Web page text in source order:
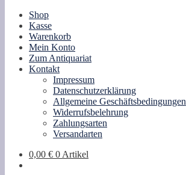
Shop
Kasse
Warenkorb
Mein Konto
Zum Antiquariat
Kontakt
Impressum
Datenschutzerklärung
Allgemeine Geschäftsbedingungen
Widerrufsbelehrung
Zahlungsarten
Versandarten
0,00 € 0 Artikel